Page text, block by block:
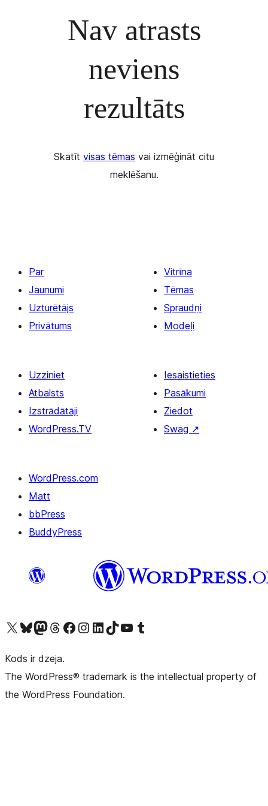
Nav atrasts
neviens
rezultāts
Skatīt visas tēmas vai izmēģināt citu
meklēšanu.
Par
Jaunumi
Uzturētājs
Privātums
Vitrīna
Tēmas
Spraudņi
Modeļi
Uzziniet
Atbalsts
Izstrādātāji
WordPress.TV
Iesaistieties
Pasākumi
Ziedot
Swag ↗
WordPress.com
Matt
bbPress
BuddyPress
Apmeklējiet mūsu X (agrāk Twitter) kontu
Apmeklējiet mūsu Bluesky kontu
Apmeklējiet mūsu Mastodon kontu
Apmeklējiet mūsu Threads kontu
Apmeklējiet mūsu Facebook lapuApmeklējiet mūsu Instagram kontu
Apmeklējiet mūsu LinkedIn kontu
Apmeklējiet mūsu TikTok kontu
Apmeklējiet mūsu YouTube kanālu
Apmeklējiet mūsu Tumblr kontu
Kods ir dzeja.
The WordPress® trademark is the intellectual property of
the WordPress Foundation.